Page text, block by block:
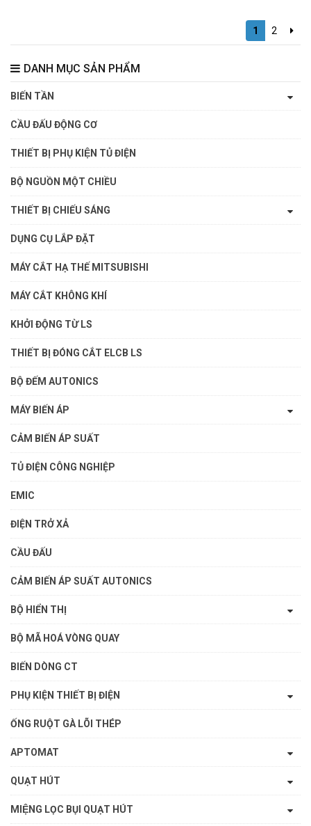
1 2
DANH MỤC SẢN PHẨM
BIẾN TẦN
CẦU ĐẤU ĐỘNG CƠ
THIẾT BỊ PHỤ KIỆN TỦ ĐIỆN
BỘ NGUỒN MỘT CHIỀU
THIẾT BỊ CHIẾU SÁNG
DỤNG CỤ LẮP ĐẶT
MÁY CẮT HẠ THẾ MITSUBISHI
MÁY CẮT KHÔNG KHÍ
KHỞI ĐỘNG TỪ LS
THIẾT BỊ ĐÓNG CẮT ELCB LS
BỘ ĐẾM AUTONICS
MÁY BIẾN ÁP
CẢM BIẾN ÁP SUẤT
TỦ ĐIỆN CÔNG NGHIỆP
EMIC
ĐIỆN TRỞ XẢ
CẦU ĐẤU
CẢM BIẾN ÁP SUẤT AUTONICS
BỘ HIỂN THỊ
BỘ MÃ HOÁ VÒNG QUAY
BIẾN DÒNG CT
PHỤ KIỆN THIẾT BỊ ĐIỆN
ỐNG RUỘT GÀ LÕI THÉP
APTOMAT
QUẠT HÚT
MIỆNG LỌC BỤI QUẠT HÚT